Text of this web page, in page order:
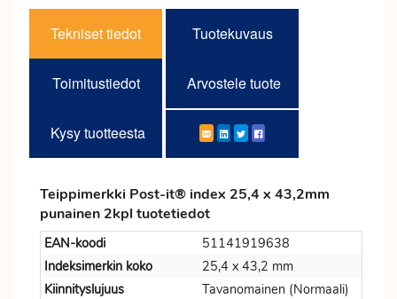
Tekniset tiedot Tuotekuvaus
Toimitustiedot Arvostele tuote
Kysy tuotteesta
Teippimerkki Post-it® index 25,4 x 43,2mm
punainen 2kpl tuotetiedot
EAN-koodi
51141919638
Indeksimerkin koko
25,4 x 43,2 mm
Kiinnityslujuus
Tavanomainen (Normaali)